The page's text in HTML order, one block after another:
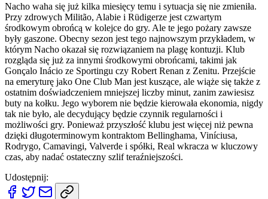
Nacho waha się już kilka miesięcy temu i sytuacja się nie zmieniła.
Przy zdrowych Militão, Alabie i Rüdigerze jest czwartym
środkowym obrońcą w kolejce do gry. Ale te jego pożary zawsze
były gaszone. Obecny sezon jest tego najnowszym przykładem, w
którym Nacho okazał się rozwiązaniem na plagę kontuzji. Klub
rozgląda się już za innymi środkowymi obrońcami, takimi jak
Gonçalo Inácio ze Sportingu czy Robert Renan z Zenitu. Przejście
na emeryturę jako One Club Man jest kuszące, ale wiąże się także z
ostatnim doświadczeniem mniejszej liczby minut, zanim zawiesisz
buty na kołku. Jego wyborem nie będzie kierowała ekonomia, nigdy
tak nie było, ale decydujący będzie czynnik regularności i
możliwości gry. Ponieważ przyszłość klubu jest więcej niż pewna
dzięki długoterminowym kontraktom Bellinghama, Viníciusa,
Rodrygo, Camavingi, Valverde i spółki, Real wkracza w kluczowy
czas, aby nadać ostateczny szlif teraźniejszości.
Udostępnij: